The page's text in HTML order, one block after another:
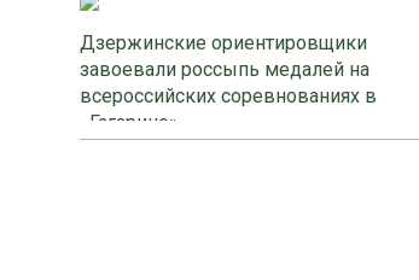
Дзержинские ориентировщики
завоевали россыпь медалей на
всероссийских соревнованиях в
«Гагарино»